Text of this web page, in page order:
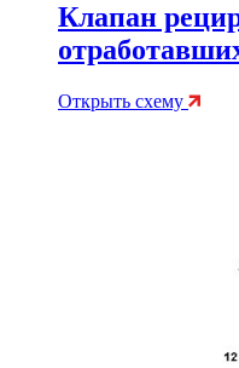
Клапан
Открыть схему